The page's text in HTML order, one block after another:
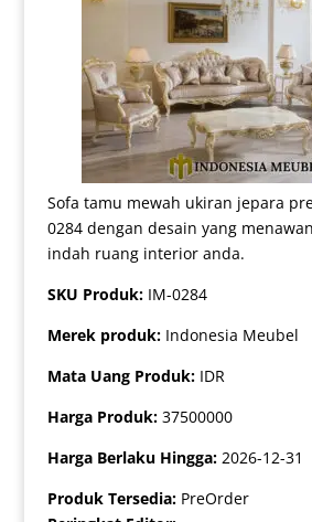
Sofa tamu mewah ukiran jepara
0284 dengan desain yang
indah ruang interior anda.
SKU Produk: IM-0284
Merek produk: Indonesia Meubel
Mata Uang Produk: IDR
Harga Produk: 37500000
Harga Berlaku Hingga: 2026-12-31
Produk Tersedia: PreOrder